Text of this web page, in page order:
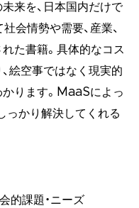
来を、日本国内だけで
社会情勢や需要、産業、
た書籍。具体的なコス
絵空事ではなく現実的
ります。MaaSによっ
っかり解決してくれる
的課題・ニーズ